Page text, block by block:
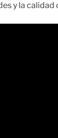
y la calidad